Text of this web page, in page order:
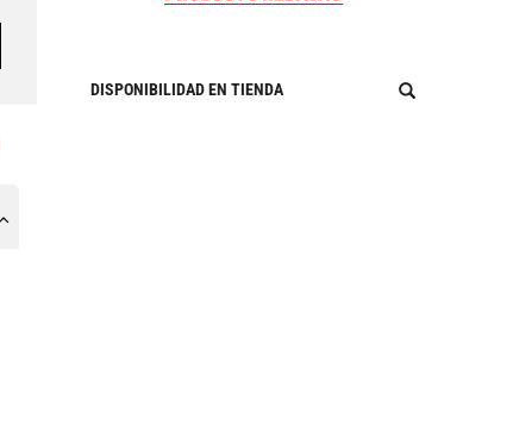
DISPONIBILIDAD EN TIENDA